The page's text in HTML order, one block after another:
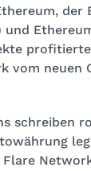
der
und
vom neuen
schreiben